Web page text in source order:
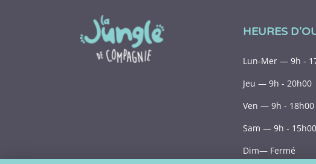
HEURES
Lun-Mer — 9h -
Jeu — 9h - 20h00
Ven — 9h - 18h00
Sam — 9h - 15h00
Dim— Fermé